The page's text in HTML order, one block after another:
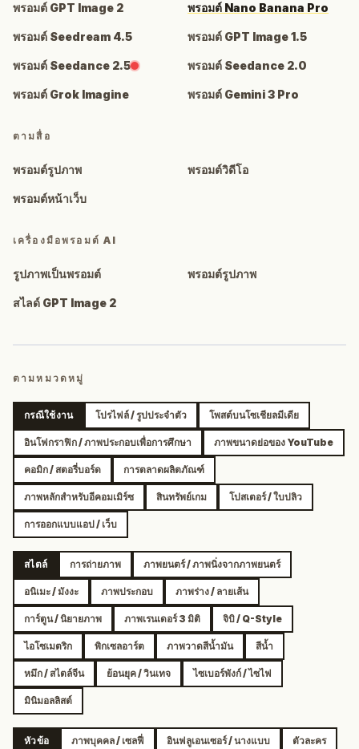
พรอมต์ GPT Image 2 พรอมต์ Nano Banana Pro
พรอมต์ Seedream 4.5 พรอมต์ GPT Image 1.5
พรอมต์ Seedance 2.5 พรอมต์ Seedance 2.0
พรอมต์ Grok Imagine พรอมต์ Gemini 3 Pro
ตามสื่อ
พรอมต์รูปภาพ พรอมต์วิดีโอ
พรอมต์หน้าเว็บ
เครื่องมือพรอมต์ AI
รูปภาพเป็นพรอมต์ พรอมต์รูปภาพ
สไลด์ GPT Image 2
ตามหมวดหมู่
กรณีใช้งาน โปรไฟล์ / รูปประจำตัว โพสต์บนโซเชียลมีเดีย
อินโฟกราฟิก / ภาพประกอบเพื่อการศึกษา ภาพขนาดย่อของ YouTube
คอมิก / สตอรี่บอร์ด การตลาดผลิตภัณฑ์
ภาพหลักสำหรับอีคอมเมิร์ซ สินทรัพย์เกม โปสเตอร์ / ใบปลิว
การออกแบบแอป / เว็บ
สไตล์ การถ่ายภาพ ภาพยนตร์ / ภาพนิ่งจากภาพยนตร์
อนิเมะ / มังงะ ภาพประกอบ ภาพร่าง / ลายเส้น
การ์ตูน / นิยายภาพ ภาพเรนเดอร์ 3 มิติ จิบิ / Q-Style
ไอโซเมตริก พิกเซลอาร์ต ภาพวาดสีน้ำมัน สีน้ำ
หมึก / สไตล์จีน ย้อนยุค / วินเทจ ไซเบอร์พังก์ / ไซไฟ
มินิมอลลิสต์
หัวข้อ ภาพบุคคล / เซลฟี่ อินฟลูเอนเซอร์ / นางแบบ ตัวละคร